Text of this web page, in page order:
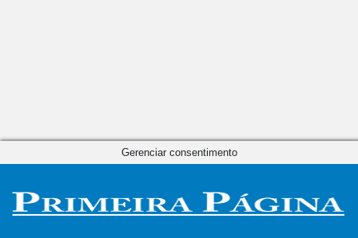
Gerenciar consentimento